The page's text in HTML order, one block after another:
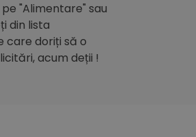
"Alimentare" sau
din lista
care doriți să o
acum deții !